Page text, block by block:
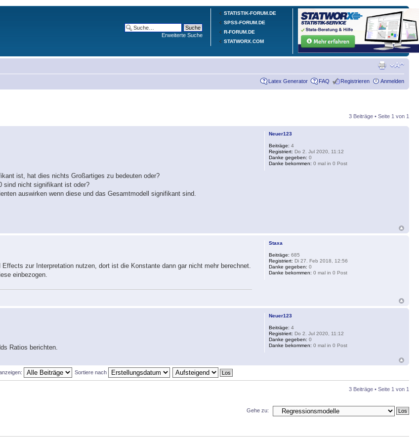
STATISTIK-FORUM.DE
SPSS-FORUM.DE
R-FORUM.DE
STATWORX.COM
Erweiterte Suche
Latex Generator FAQ Registrieren Anmelden
3 Beiträge • Seite 1 von 1
ist, hat dies nichts Großartiges zu bedeuten oder?
sind nicht signifikant ist oder?
auswirken wenn diese und das Gesamtmodell signifikant sind.
Neuer123
Beiträge: 4
Registriert: Do 2. Jul 2020, 11:12
Danke gegeben: 0
Danke bekommen: 0 mal in 0 Post
zur Interpretation nutzen, dort ist die Konstante dann gar nicht mehr berechnet.
einbezogen.
Staxa
Beiträge: 685
Registriert: Di 27. Feb 2018, 12:56
Danke gegeben: 0
Danke bekommen: 0 mal in 0 Post
Ratios berichten.
Neuer123
Beiträge: 4
Registriert: Do 2. Jul 2020, 11:12
Danke gegeben: 0
Danke bekommen: 0 mal in 0 Post
Sortiere nach
3 Beiträge • Seite 1 von 1
Gehe zu: